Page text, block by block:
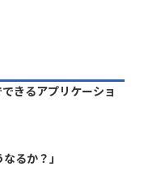
きるアプリケーショ
るか？」